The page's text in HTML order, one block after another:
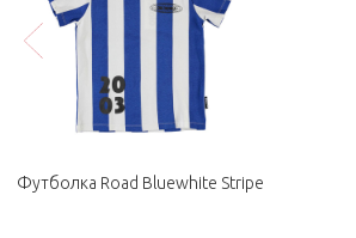
Футболка Road Bluewhite Stripe